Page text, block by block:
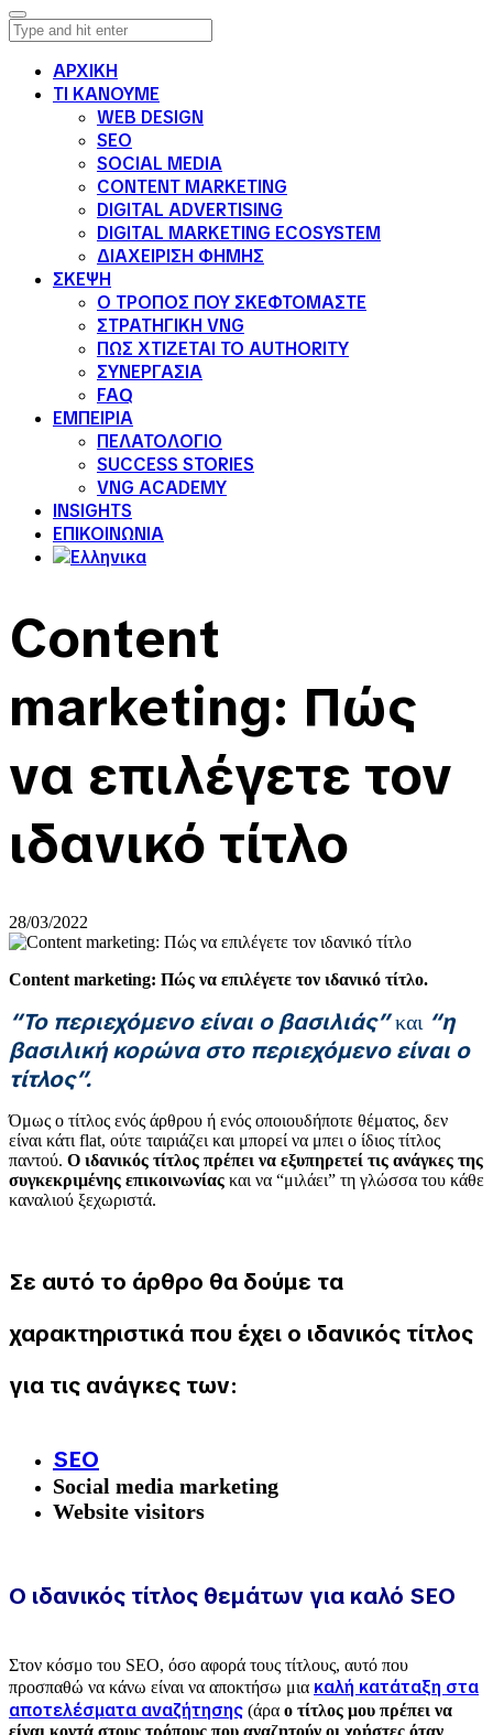
ΑΡΧΙΚΗ
ΤΙ ΚΑΝΟΥΜΕ
WEB DESIGN
SEO
SOCIAL MEDIA
CONTENT MARKETING
DIGITAL ADVERTISING
DIGITAL MARKETING ECOSYSTEM
ΔΙΑΧΕΙΡΙΣΗ ΦΗΜΗΣ
ΣΚΕΨΗ
Ο ΤΡΟΠΟΣ ΠΟΥ ΣΚΕΦΤΟΜΑΣΤΕ
ΣΤΡΑΤΗΓΙΚΗ VNG
ΠΩΣ ΧΤΙΖΕΤΑΙ ΤΟ AUTHORITY
ΣΥΝΕΡΓΑΣΙΑ
FAQ
ΕΜΠΕΙΡΙΑ
ΠΕΛΑΤΟΛΟΓΙΟ
SUCCESS STORIES
VNG ACADEMY
INSIGHTS
ΕΠΙΚΟΙΝΩΝΙΑ
Content
marketing: Πώς
να επιλέγετε τον
ιδανικό τίτλο
28/03/2022
Content marketing: Πώς να επιλέγετε τον ιδανικό τίτλο.
“Το περιεχόμενο είναι ο βασιλιάς”και “η
βασιλική κορώνα στο περιεχόμενο είναι ο
τίτλος”.
Όμως ο τίτλος ενός άρθρου ή ενός οποιουδήποτε θέματος, δεν
είναι κάτι flat, ούτε ταιριάζει και μπορεί να μπει ο ίδιος τίτλος
παντού. Ο ιδανικός τίτλος πρέπει να εξυπηρετεί τις ανάγκες της
συγκεκριμένης επικοινωνίας και να “μιλάει” τη γλώσσα του κάθε
καναλιού ξεχωριστά.
Σε αυτό το άρθρο θα δούμε τα
χαρακτηριστικά που έχει ο ιδανικός τίτλος
για τις ανάγκες των:
SEO
Social media marketing
Website visitors
Ο ιδανικός τίτλος θεμάτων για καλό SEO
Στον κόσμο του SEO, όσο αφορά τους τίτλους, αυτό που
προσπαθώ να κάνω είναι να αποκτήσω μια καλή κατάταξη στα
αποτελέσματα αναζήτησης (άρα ο τίτλος μου πρέπει να